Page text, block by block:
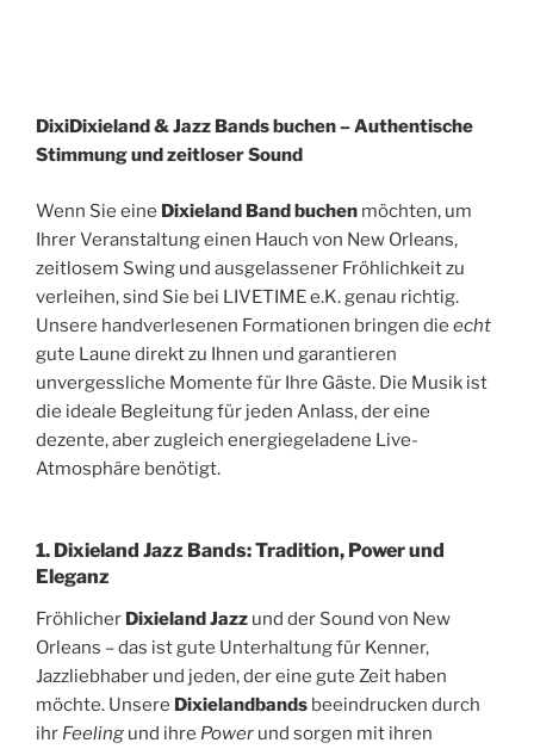
Dixi Dixieland & Jazz Bands buchen – Authentische
Stimmung und zeitloser Sound
Wenn Sie eine Dixieland Band buchen möchten, um
Ihrer Veranstaltung einen Hauch von New Orleans,
zeitlosem Swing und ausgelassener Fröhlichkeit zu
verleihen, sind Sie bei LIVETIME e.K. genau richtig.
Unsere handverlesenen Formationen bringen die echt
gute Laune direkt zu Ihnen und garantieren
unvergessliche Momente für Ihre Gäste. Die Musik ist
die ideale Begleitung für jeden Anlass, der eine
dezente, aber zugleich energiegeladene Live-
Atmosphäre benötigt.
1. Dixieland Jazz Bands: Tradition, Power und
Eleganz
Fröhlicher Dixieland Jazz und der Sound von New
Orleans – das ist gute Unterhaltung für Kenner,
Jazzliebhaber und jeden, der eine gute Zeit haben
möchte. Unsere Dixielandbands beeindrucken durch
ihr Feeling und ihre Power und sorgen mit ihren